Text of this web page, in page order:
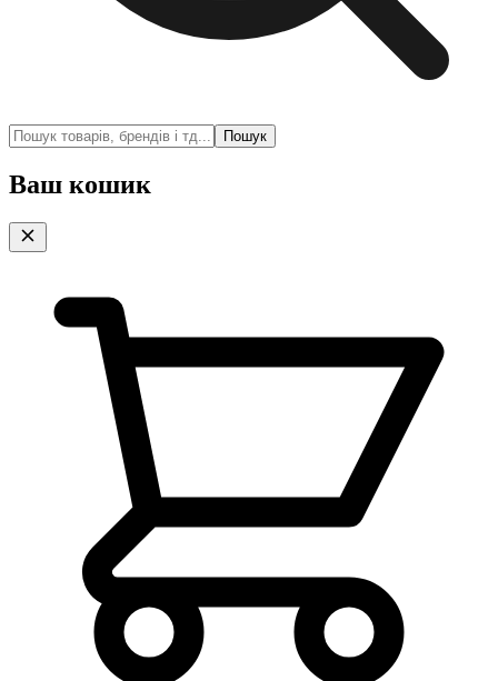
Пошук
Ваш кошик